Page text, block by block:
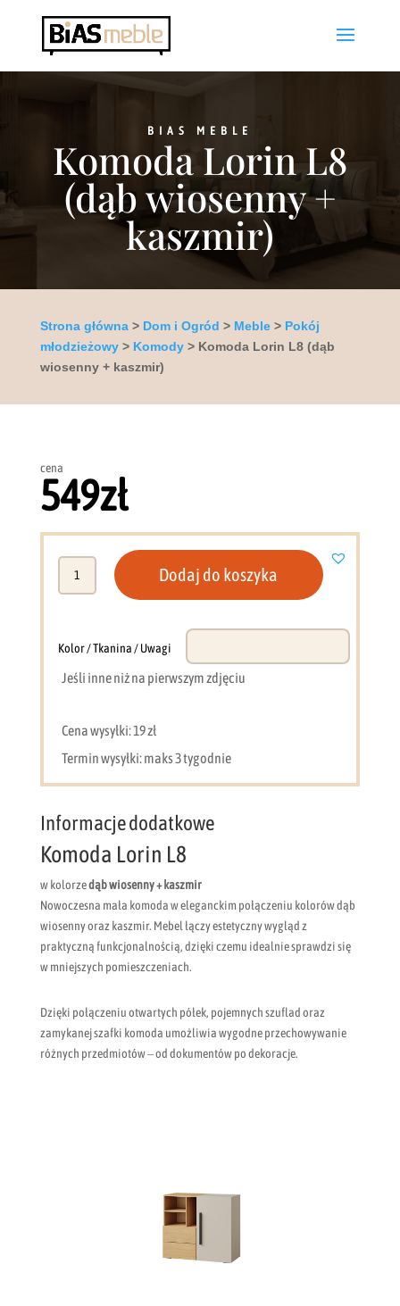
BIAS MEBLE
Komoda Lorin L8
(dąb wiosenny +
kaszmir)
Strona główna> Dom i Ogród > Meble> Pokój
młodzieżowy> Komody> Komoda Lorin L8 (dąb
wiosenny + kaszmir)
Komoda Lorin L8
w kolorzedąb wiosenny + kaszmir
Nowoczesna mała komoda w eleganckim połączeniu kolorów dąb
wiosenny oraz kaszmir. Mebel łączy estetyczny wygląd z
praktyczną funkcjonalnością, dzięki czemu idealnie sprawdzi się
w mniejszych pomieszczeniach.
Dzięki połączeniu otwartych półek, pojemnych szuflad oraz
zamykanej szafki komoda umożliwia wygodne przechowywanie
różnych przedmiotów – od dokumentów po dekoracje.
cena
549zł
(dąb
+
Dodaj do koszyka
Kolor / Tkanina / Uwagi
Jeśli inne niż na pierwszym zdjęciu
Cena wysyłki: 19 zł
Termin wysyłki: maks 3 tygodnie
Informacje dodatkowe